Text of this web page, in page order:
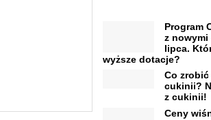
Program
z nowymi
lipca.
wyższe dotacje?
Co zrobić
cukinii?
z cukinii!
Ceny